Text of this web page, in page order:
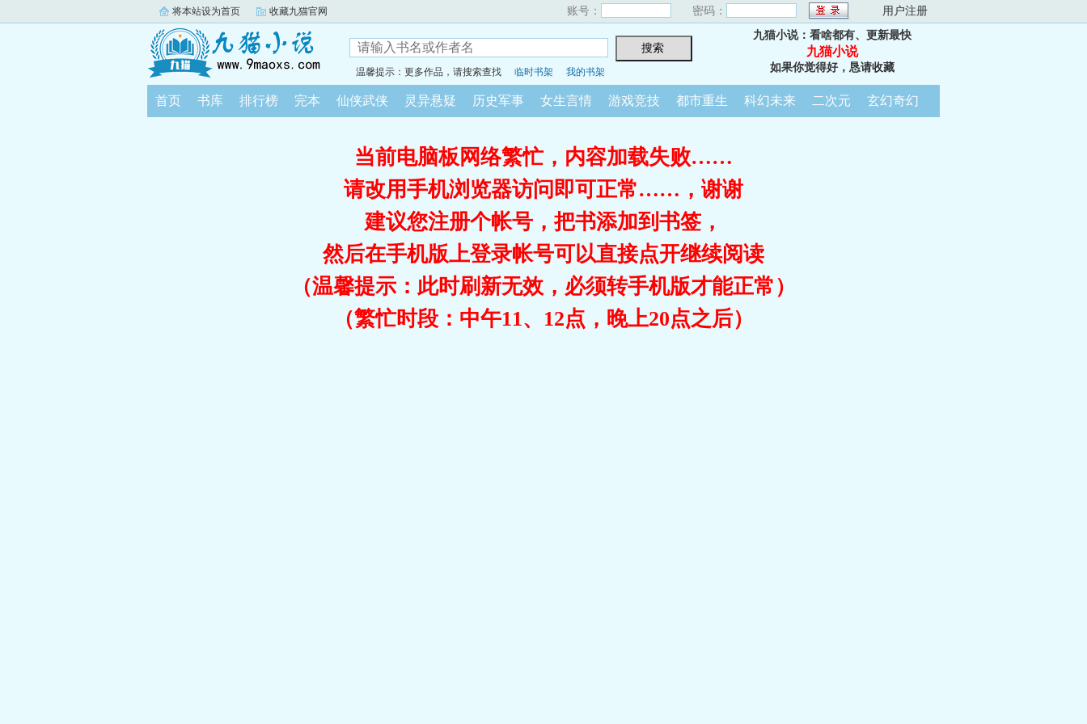
将本站设为首页 收藏九猫官网 账号： 密码： 用户注册
温馨提示：更多作品，请搜索查找 临时书架 我的书架
九猫小说：看啥都有、更新最快
九猫小说
如果你觉得好，恳请收藏
首页 书库 排行榜 完本 仙侠武侠 灵异悬疑 历史军事 女生言情 游戏竞技 都市重生 科幻未来 二次元 玄幻奇幻
当前电脑板网络繁忙，内容加载失败……
请改用手机浏览器访问即可正常……，谢谢
建议您注册个帐号，把书添加到书签，
然后在手机版上登录帐号可以直接点开继续阅读
（温馨提示：此时刷新无效，必须转手机版才能正常）
（繁忙时段：中午11、12点，晚上20点之后）